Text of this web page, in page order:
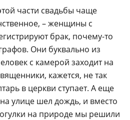
части свадьбы чаще
– женщины с
брак, почему-то
Они буквально из
с камерой заходит на
кажется, не так
в церкви ступает. А еще
улице шел дождь, и вместо
на природе мы решили